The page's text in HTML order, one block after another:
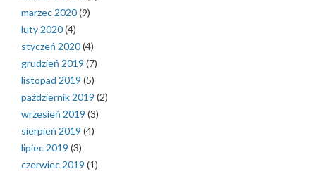
marzec 2020(9)
luty 2020(4)
styczeń 2020(4)
grudzień 2019 (7)
listopad 2019 (5)
październik 2019 (2)
wrzesień 2019 (3)
sierpień 2019 (4)
lipiec 2019 (3)
czerwiec 2019 (1)